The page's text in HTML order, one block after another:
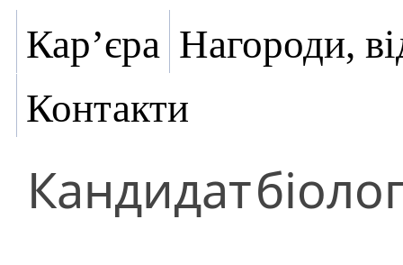
Кар’єра Нагороди,
Контакти
Кандидат